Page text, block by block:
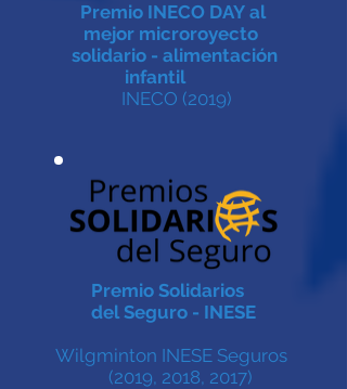
Premio INECO DAY al
mejor microroyecto
solidario - alimentación
infantil
INECO (2019)
Premio Solidarios
del Seguro - INESE
Wilgminton INESE Seguros
(2019, 2018, 2017)